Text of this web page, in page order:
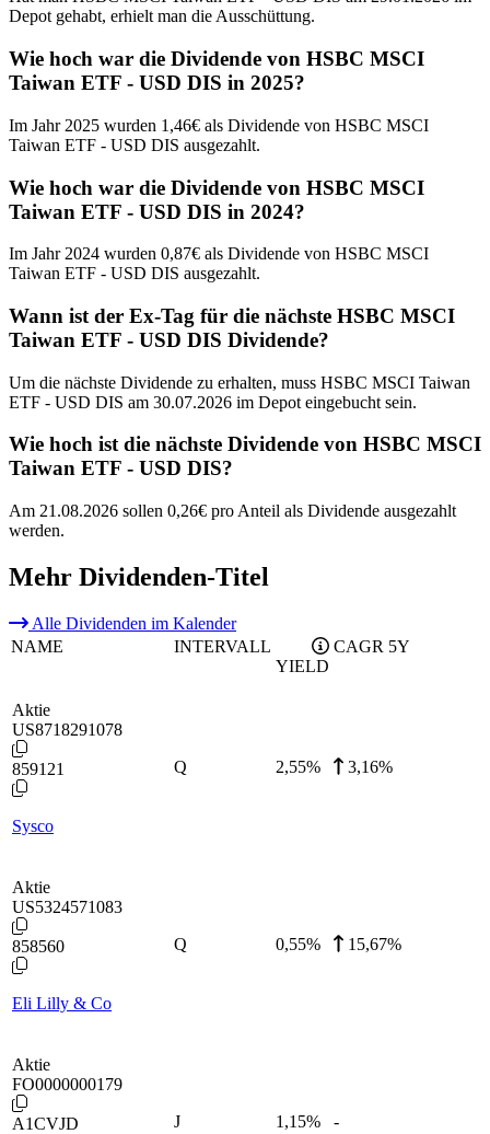
Depot gehabt, erhielt man die Ausschüttung.
Wie hoch war die Dividende von HSBC MSCI
Taiwan ETF - USD DIS in 2025?
Im Jahr 2025 wurden 1,46€ als Dividende von HSBC MSCI
Taiwan ETF - USD DIS ausgezahlt.
Wie hoch war die Dividende von HSBC MSCI
Taiwan ETF - USD DIS in 2024?
Im Jahr 2024 wurden 0,87€ als Dividende von HSBC MSCI
Taiwan ETF - USD DIS ausgezahlt.
Wann ist der Ex-Tag für die nächste HSBC MSCI
Taiwan ETF - USD DIS Dividende?
Um die nächste Dividende zu erhalten, muss HSBC MSCI Taiwan
ETF - USD DIS am 30.07.2026 im Depot eingebucht sein.
Wie hoch ist die nächste Dividende von HSBC MSCI
Taiwan ETF - USD DIS?
Am 21.08.2026 sollen 0,26€ pro Anteil als Dividende ausgezahlt
werden.
Mehr Dividenden-Titel
Alle Dividenden im Kalender
NAME
INTERVALL
YIELD
CAGR 5Y
Aktie
US8718291078
859121
Sysco
Q 2,55% 3,16%
Aktie
US5324571083
858560
Eli Lilly & Co
Q 0,55% 15,67%
Aktie
FO0000000179
A1CVJD J 1,15% -